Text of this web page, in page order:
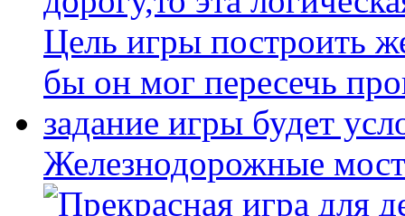
Железнодорожные